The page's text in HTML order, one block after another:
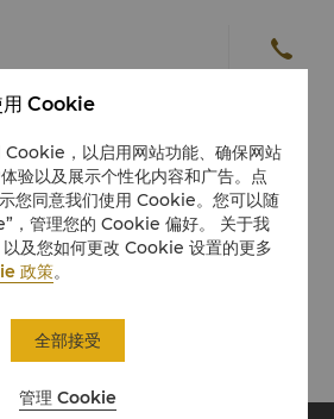
式:
用 Cookie
Cookie，以启用网站功能、确保网站
验以及展示个性化内容和广告。点
您同意我们使用 Cookie。您可以随
，管理您的 Cookie 偏好。 关于我
及您如何更改 Cookie 设置的更多
政策。
管理 Cookie
全部接受